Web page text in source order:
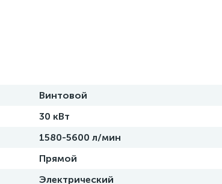
Винтовой
30 кВт
1580-5600 л/мин
Прямой
Электрический